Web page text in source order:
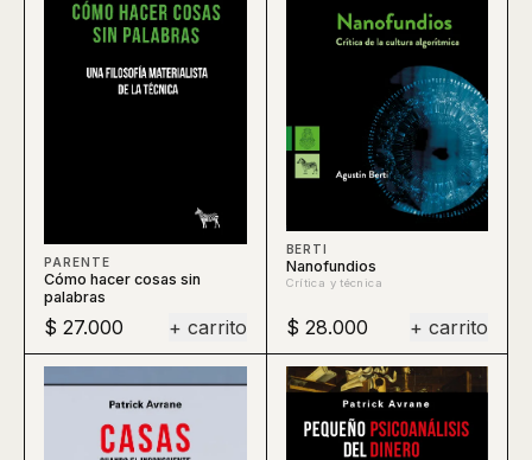
PARENTE
Cómo hacer cosas sin
palabras
$ 27.000 + carrito
BERTI
Nanofundios
Crítica y técnica
$ 28.000 + carrito